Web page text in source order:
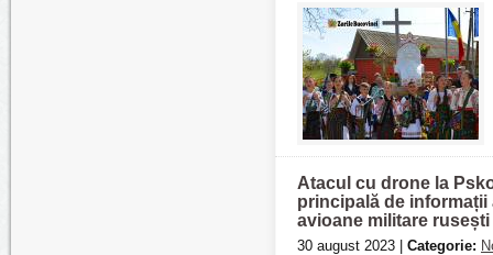
Atacul cu drone la
principală de
avioane militare
30 august 2023 | Categorie: